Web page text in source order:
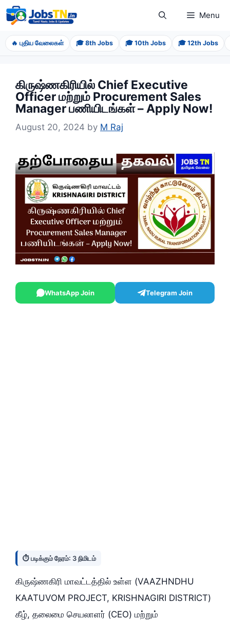
Skip
to
content
Menu
🔥 புதிய வேலைகள் 🎓 8th Jobs 🎓 10th Jobs 🎓 12th Jobs
கிருஷ்ணகிரியில் Chief Executive
Officer மற்றும் Procurement Sales
Manager பணியிடங்கள் – Apply Now!
August 20, 2024 by M Raj
WhatsApp Join Telegram Join
⏱️ படிக்கும் நேரம்: 3 நிமிடம்
கிருஷ்ணகிரி மாவட்டத்தில் உள்ள (VAAZHNDHU
KAATUVOM PROJECT, KRISHNAGIRI DISTRICT)
கீழ், தலைமை செயலாளர் (CEO) மற்றும்